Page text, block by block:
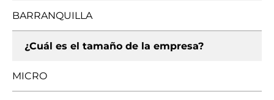
BARRANQUILLA
¿Cuál es el tamaño de la empresa?
MICRO